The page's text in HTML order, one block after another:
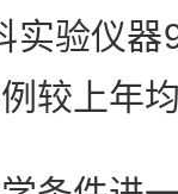
实验仪
较上年